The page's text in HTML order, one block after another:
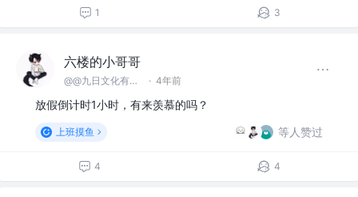
1 3
六楼的小哥哥
@@九日文化有限 公司 · 4年前
放假倒计时1小时，有来羡慕的吗？
上班摸鱼 等人赞过
4 4